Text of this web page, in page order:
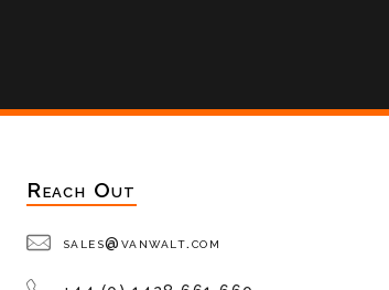
Reach Out
sales@vanwalt.com